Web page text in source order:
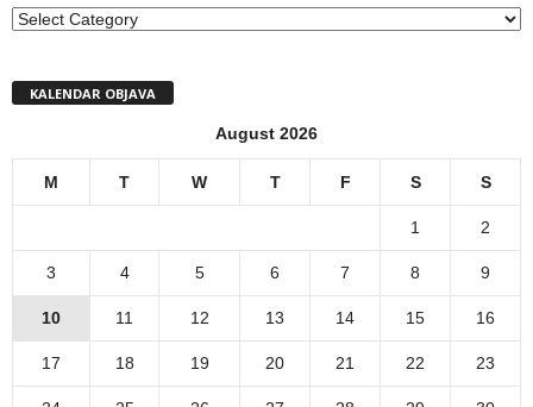
MENI
KALENDAR OBJAVA
August 2026
M T W T F S S
1 2
3 4 5 6 7 8 9
10 11 12 13 14 15 16
17 18 19 20 21 22 23